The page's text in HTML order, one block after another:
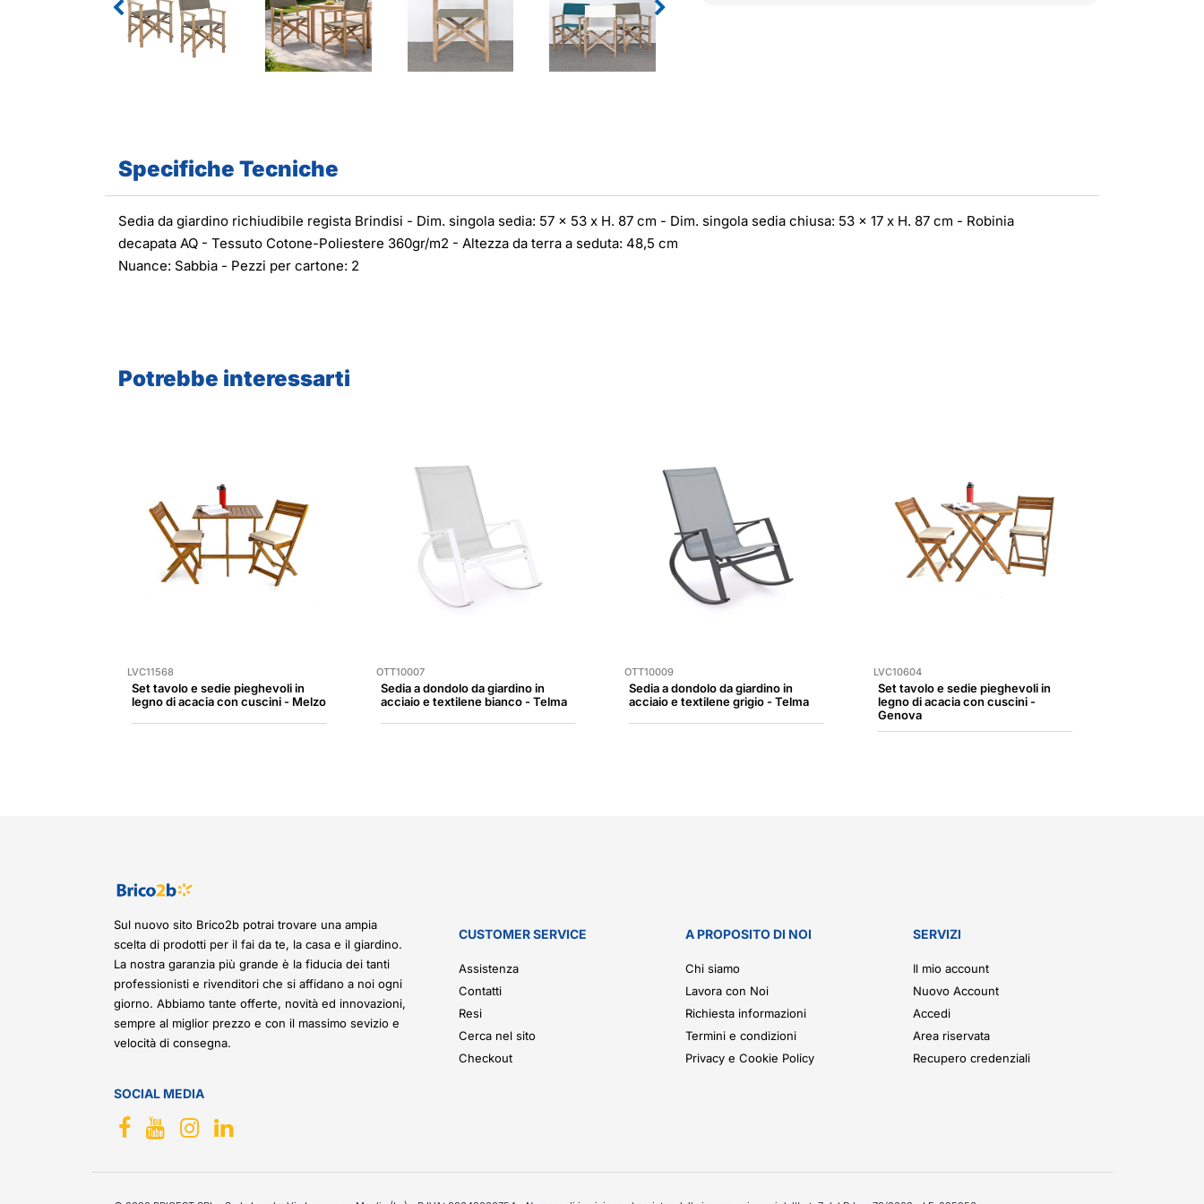
Specifiche Tecniche
Sedia da giardino richiudibile regista Brindisi - Dim. singola sedia: 57 x 53 x H. 87 cm - Dim. singola sedia chiusa: 53 x 17 x H. 87 cm - Robinia
decapata AQ - Tessuto Cotone-Poliestere 360gr/m2 - Altezza da terra a seduta: 48,5 cm
Nuance: Sabbia - Pezzi per cartone: 2
Potrebbe interessarti
LVC11568
Set tavolo e sedie pieghevoli in
legno di acacia con cuscini - Melzo
OTT10007
Sedia a dondolo da giardino in
acciaio e textilene bianco - Telma
OTT10009
Sedia a dondolo da giardino in
acciaio e textilene grigio - Telma
LVC10604
Set tavolo e sedie pieghevoli in
legno di acacia con cuscini -
Genova
Sul nuovo sito Brico2b potrai trovare una ampia
scelta di prodotti per il fai da te, la casa e il giardino.
La nostra garanzia più grande è la fiducia dei tanti
professionisti e rivenditori che si affidano a noi ogni
giorno. Abbiamo tante offerte, novità ed innovazioni,
sempre al miglior prezzo e con il massimo sevizio e
velocità di consegna.
SOCIAL MEDIA
CUSTOMER SERVICE
Assistenza
Contatti
Resi
Cerca nel sito
Checkout
A PROPOSITO DI NOI
Chi siamo
Lavora con Noi
Richiesta informazioni
Termini e condizioni
Privacy e Cookie Policy
SERVIZI
Il mio account
Nuovo Account
Accedi
Area riservata
Recupero credenziali